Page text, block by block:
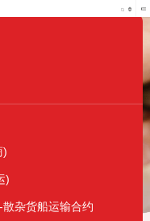
)
)
杂货船运输合约